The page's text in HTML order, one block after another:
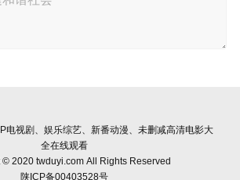
电视剧、娱乐综艺、新番动漫、未删减高清电影大
全在线观看
2020 twduyi.com All Rights Reserved
陕ICP备00403528号